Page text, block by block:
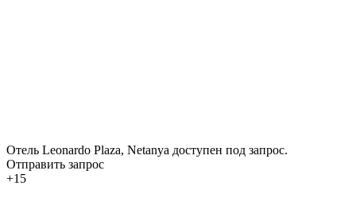
Отель Leonardo Plaza, Netanya доступен под запрос.
Отправить запрос
+15